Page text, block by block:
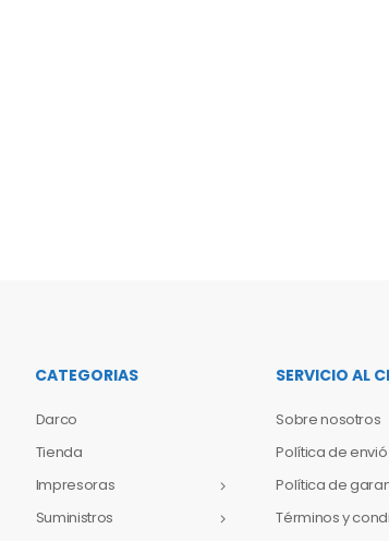
CATEGORIAS
Darco
Tienda
Impresoras
Suministros
SERVICIO AL
Sobre nosotros
Política de envió
Política de
Términos y